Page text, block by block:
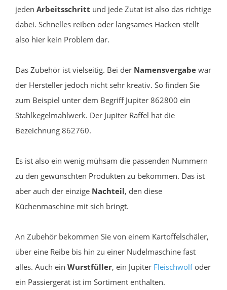
jeden Arbeitsschritt und jede Zutat ist also das richtige
dabei. Schnelles reiben oder langsames Hacken stellt
also hier kein Problem dar.
Das Zubehör ist vielseitig. Bei der Namensvergabe war
der Hersteller jedoch nicht sehr kreativ. So finden Sie
zum Beispiel unter dem Begriff Jupiter 862800 ein
Stahlkegelmahlwerk. Der Jupiter Raffel hat die
Bezeichnung 862760.
Es ist also ein wenig mühsam die passenden Nummern
zu den gewünschten Produkten zu bekommen. Das ist
aber auch der einzige Nachteil, den diese
Küchenmaschine mit sich bringt.
An Zubehör bekommen Sie von einem Kartoffelschäler,
über eine Reibe bis hin zu einer Nudelmaschine fast
alles. Auch ein Wurstfüller, ein Jupiter Fleischwolfoder
ein Passiergerät ist im Sortiment enthalten.